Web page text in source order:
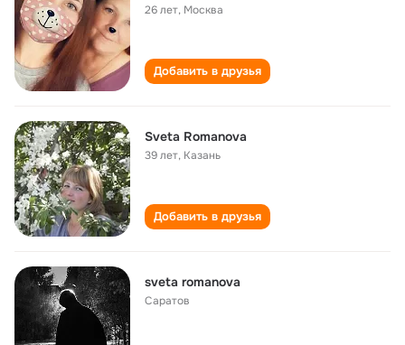
26 лет, Москва
Добавить в друзья
Sveta Romanova
39 лет, Казань
Добавить в друзья
sveta romanova
Саратов